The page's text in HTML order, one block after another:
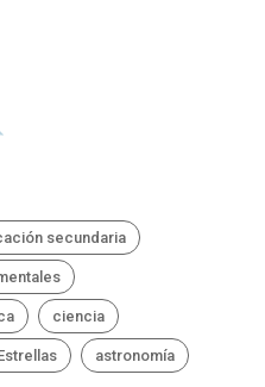
secundaria
ciencia
astronomía